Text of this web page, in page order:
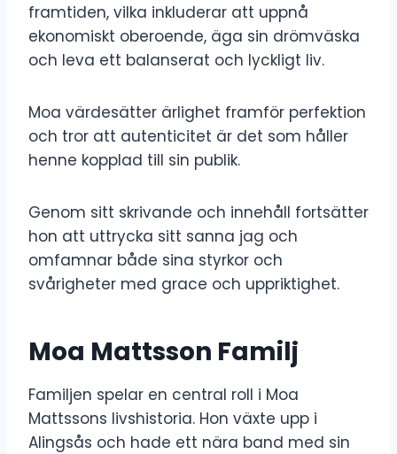
framtiden, vilka inkluderar att uppnå
ekonomiskt oberoende, äga sin drömväska
och leva ett balanserat och lyckligt liv.
Moa värdesätter ärlighet framför perfektion
och tror att autenticitet är det som håller
henne kopplad till sin publik.
Genom sitt skrivande och innehåll fortsätter
hon att uttrycka sitt sanna jag och
omfamnar både sina styrkor och
svårigheter med grace och uppriktighet.
Moa Mattsson Familj
Familjen spelar en central roll i Moa
Mattssons livshistoria. Hon växte upp i
Alingsås och hade ett nära band med sin